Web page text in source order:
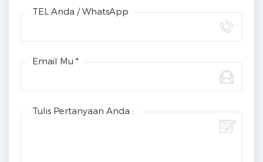
TEL Anda / WhatsApp
Email Mu *
Tulis Pertanyaan Anda :